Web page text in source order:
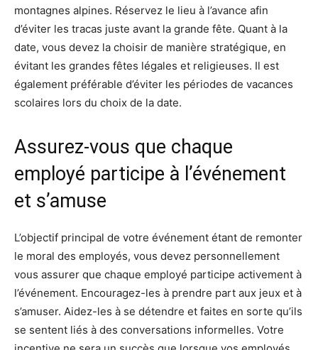
montagnes alpines. Réservez le lieu à l’avance afin
d’éviter les tracas juste avant la grande fête. Quant à la
date, vous devez la choisir de manière stratégique, en
évitant les grandes fêtes légales et religieuses. Il est
également préférable d’éviter les périodes de vacances
scolaires lors du choix de la date.
Assurez-vous que chaque
employé participe à l’événement
et s’amuse
L’objectif principal de votre événement étant de remonter
le moral des employés, vous devez personnellement
vous assurer que chaque employé participe activement à
l’événement. Encouragez-les à prendre part aux jeux et à
s’amuser. Aidez-les à se détendre et faites en sorte qu’ils
se sentent liés à des conversations informelles. Votre